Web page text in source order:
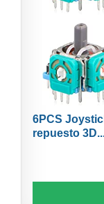
6PCS
repuesto